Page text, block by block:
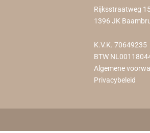
Rijksstraatweg
1396 JK
K.V.K. 70649235
BTW
Algemene
Privacybeleid